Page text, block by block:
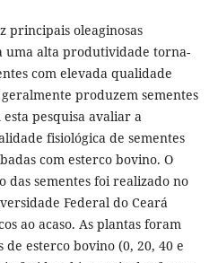
principais oleaginosas
uma alta produtividade torna-
com elevada qualidade
produzem sementes
pesquisa avaliar a
fisiológica de sementes
com esterco bovino. O
sementes foi realizado no
Federal do Ceará
ao acaso. As plantas foram
esterco bovino (0, 20, 40 e